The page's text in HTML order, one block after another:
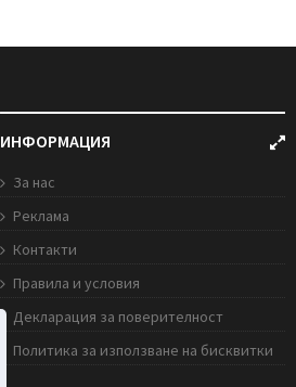
ИНФОРМАЦИЯ
За нас
Реклама
Контакти
Правила и условия
Декларация за поверителност
Политика за използване на бисквитки